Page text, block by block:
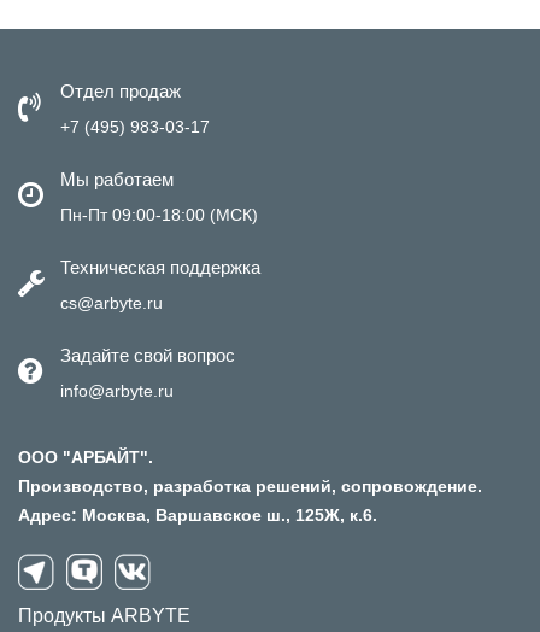
Отдел продаж
+7 (495) 983-03-17
Мы работаем
Пн-Пт 09:00-18:00 (МСК)
Техническая поддержка
cs@arbyte.ru
Задайте свой вопрос
info@arbyte.ru
ООО "АРБАЙТ".
Производство, разработка решений, сопровождение.
Адрес: Москва, Варшавское ш., 125Ж, к.6.
Продукты ARBYTE